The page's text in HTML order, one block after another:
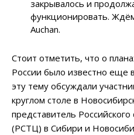
закрывалось и
функционировать.
Auchan.
Стоит отметить, что о
России было известно еще
эту тему обсуждали
круглом столе в
представитель
(РСТЦ) в Сибири и